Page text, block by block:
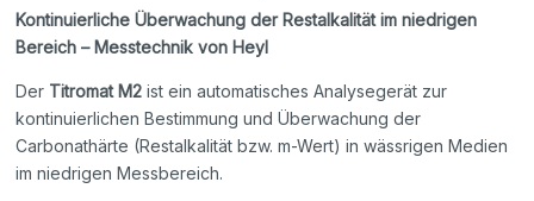
Kontinuierliche Überwachung der Restalkalität im niedrigen
Bereich – Messtechnik von Heyl
Der Titromat M2 ist ein automatisches Analysegerät zur
kontinuierlichen Bestimmung und Überwachung der
Carbonathärte (Restalkalität bzw. m-Wert) in wässrigen Medien
im niedrigen Messbereich.